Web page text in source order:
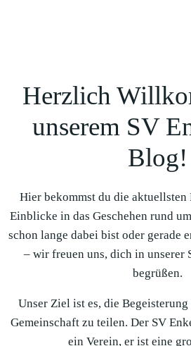
Herzlich
unserem SV
Blog!
Hier bekommst du die aktuellsten
Einblicke in das Geschehen rund
schon lange dabei bist oder gerade
– wir freuen uns, dich in unserer
begrüßen.
Unser Ziel ist es, die
Gemeinschaft zu teilen. Der SV
ein Verein, er ist eine